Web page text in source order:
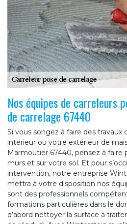
Nos équipes de carreleurs
de carrelage 67440
Si vous songez à faire des
intérieur ou votre extérieur de
Marmoutier 67440, pensez à faire
murs et sur votre sol. Et pour
intervention, notre entreprise
mettra à votre disposition nos
sont des professionnels
formations particulières dans le
d’abord nettoyer la surface à